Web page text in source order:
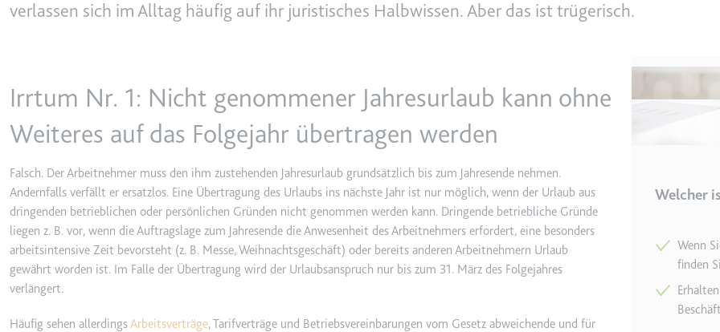
Wird verwendet, um Daten zu Google Analytics über das Gerät und das
senden. Erfasst den Besucher über Geräte und Marketingkanäle hinweg.
Ablauf:
2 Jahre
Typ:
_gcl_au
Anbieter:
smartlaw.de
Zweck:
Wird verwendet, um die Effizienz der Werbeaktivitäten der Website zu messen,
Conversion-Rate der Anzeigen der Website über mehrere Websites hinweg
Typ:
HTTP-Cookie
behalten.
verlassen sich im Alltag häufig auf ihr juristisches Halbwissen. Aber das ist trügerisch.
Irrtum Nr. 1: Nicht genommener Jahresurlaub kann ohne
Weiteres auf das Folgejahr übertragen werden
Falsch. Der Arbeitnehmer muss den ihm zustehenden Jahresurlaub grundsätzlich bis zum Jahresende nehmen.
Andernfalls verfällt er ersatzlos. Eine Übertragung des Urlaubs ins nächste Jahr ist nur möglich, wenn der Urlaub aus
dringenden betrieblichen oder persönlichen Gründen nicht genommen werden kann. Dringende betriebliche Gründe
liegen z. B. vor, wenn die Auftragslage zum Jahresende die Anwesenheit des Arbeitnehmers erfordert, eine besonders
arbeitsintensive Zeit bevorsteht (z. B. Messe, Weihnachtsgeschäft) oder bereits anderen Arbeitnehmern Urlaub
gewährt worden ist. Im Falle der Übertragung wird der Urlaubsanspruch nur bis zum 31. März des Folgejahres
verlängert.
Häufig sehen allerdingsArbeitsverträge, Tarifverträge und Betriebsvereinbarungen vom Gesetz abweichende und für
Welcher
Wenn
finden